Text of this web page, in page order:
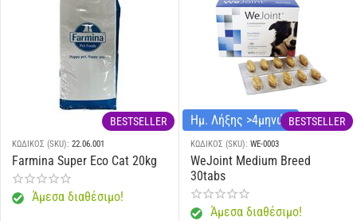
BESTSELLER
ΚΩΔΙΚΟΣ (SKU): 22.06.001
Farmina Super Eco Cat 20kg
Άμεσα διαθέσιμο!
Ημ. Λήξης >4μηνώνBESTSELLER
ΚΩΔΙΚΟΣ (SKU): WE-0003
WeJoint Medium Breed
30tabs
Άμεσα διαθέσιμο!